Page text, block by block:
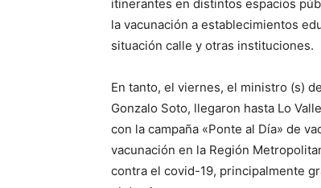
itinerantes en distintos espacios
la vacunación a establecimientos
situación calle y otras instituciones.
En tanto, el viernes, el ministro (s)
Gonzalo Soto, llegaron hasta Lo
con la campaña «Ponte al Día» de
vacunación en la Región
contra el covid-19, principalmente